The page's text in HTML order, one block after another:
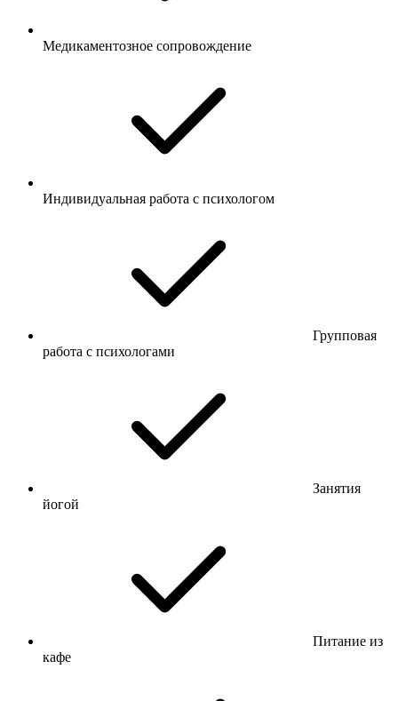
Медикаментозное сопровождение
Индивидуальная работа с психологом
Групповая
работа с психологами
Занятия
йогой
Питание из
кафе